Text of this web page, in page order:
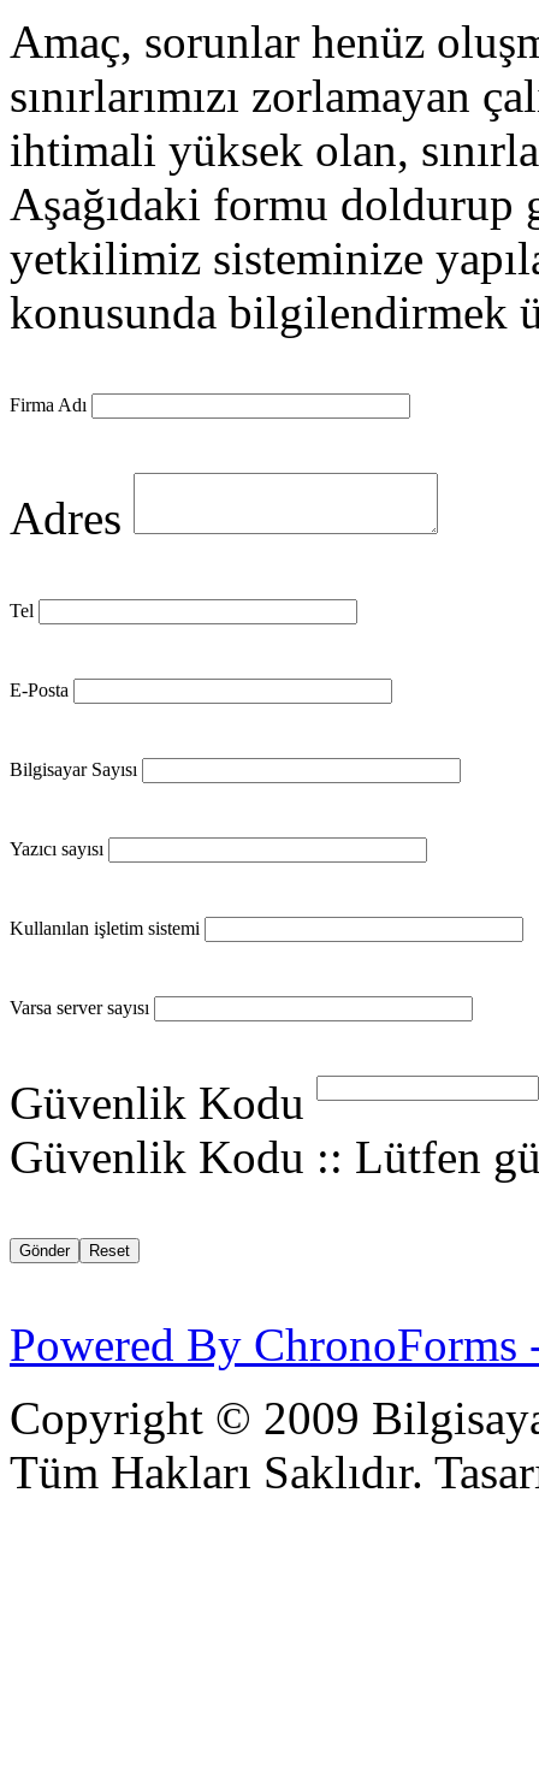
Amaç, sorunlar henüz
sınırlarımızı zorlamayan
ihtimali yüksek olan,
Aşağıdaki formu
yetkilimiz sisteminize
konusunda bilgilendirmek
Firma Adı
Adres
Tel
E-Posta
Bilgisayar Sayısı
Yazıcı sayısı
Kullanılan işletim sistemi
Varsa server sayısı
Güvenlik Kodu
Güvenlik Kodu :: Lütfen
Powered By ChronoForms
Copyright © 2009
Tüm Hakları Saklıdır.